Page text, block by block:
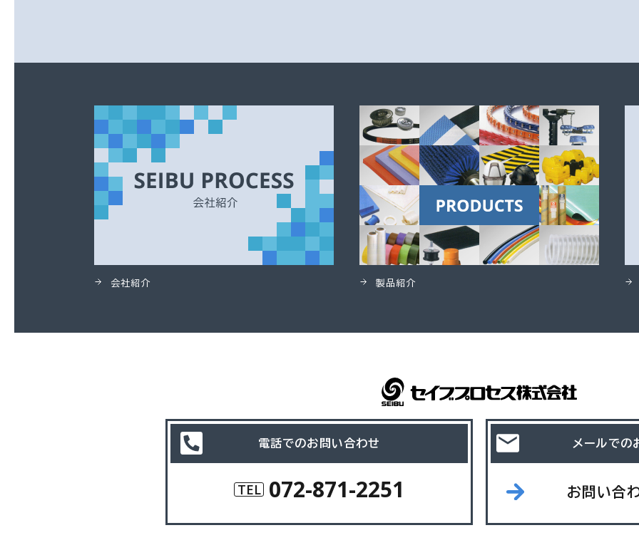
会社紹介 製品紹介
電話でのお問い合わせ
TEL 072-871-2251
メールでの
お問い合